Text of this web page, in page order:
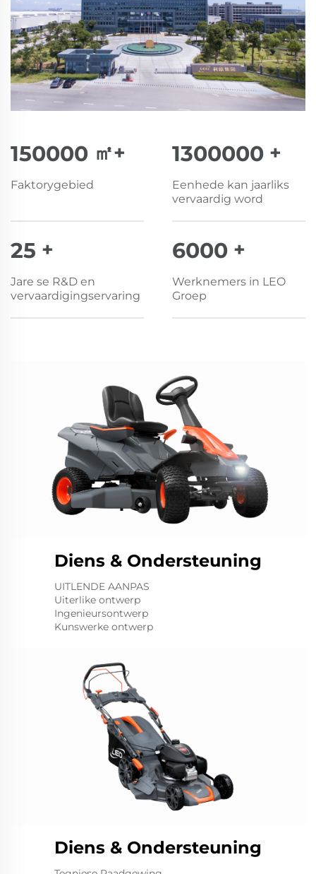
150000 ㎡+
Faktorygebied
1300000 +
Eenhede kan jaarliks
vervaardig word
25 +
Jare se R&D en
vervaardigingservaring
6000 +
Werknemers in LEO
Groep
Diens & Ondersteuning
UITLENDE AANPAS
Uiterlike ontwerp
Ingenieursontwerp
Kunswerke ontwerp
Diens & Ondersteuning